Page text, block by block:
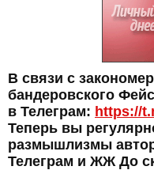
В связи с
бандеровского
в Телеграм: https://
Теперь вы
размышлизмы
Телеграм и ЖЖ До